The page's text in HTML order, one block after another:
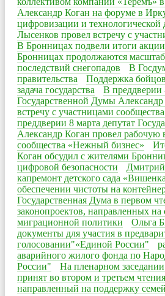
Александр Коган на форуме в
цифровизации и
Лысенков провел встречу с
В Бронницах подвели итоги акции
Бронницах продолжаются
последствий снегопадов
В
правительства
Поддержка
задача государства
В преддверии
Государственной Думы
встречу с участницами
преддверии 8 марта депутат
Александр Коган провел рабочую
сообщества «Нежный бизнес»
Коган обсудил с жителями
цифровой безопасности
капремонт детского сада
обеспечении чистоты на
Государственная Дума в первом
законопроектов, направленных на
миграционной политики
Ольга
документы для участия в
голосовании"«Единой России"
аварийного жилого фонда по
России"
На пленарном
принят во втором и третьем
направленный на поддержку